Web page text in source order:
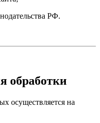
РФ.
обработки
осуществляется на